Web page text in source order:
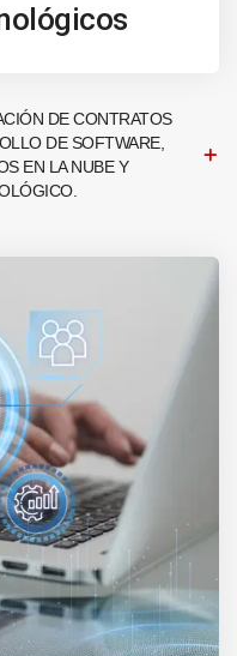
DE CONTRATOS
DE SOFTWARE,
EN LA NUBE Y